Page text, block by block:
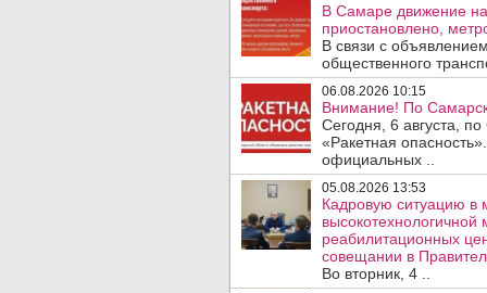
В Самаре движение
приостановлено,
В связи с
общественного
06.08.2026 10:15
Внимание! По
Сегодня, 6 августа,
«Ракетная
официальных ..
05.08.2026 13:53
Кадровую ситуацию в
реабилитационных
совещании в
Во вторник, 4 ..